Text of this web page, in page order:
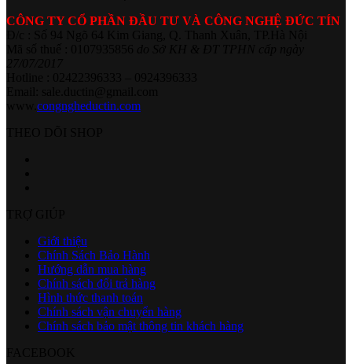
CÔNG TY CỔ PHẦN ĐẦU TƯ VÀ CÔNG NGHỆ ĐỨC TÍN
congngheductin.com
Giới thiệu
Chính Sách Bảo Hành
Hướng dẫn mua hàng
Chính sách đổi trả hàng
Hình thức thanh toán
Chính sách vận chuyển hàng
Chính sách bảo mật thông tin khách hàng